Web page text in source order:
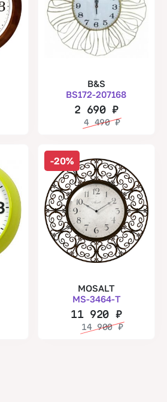
B&S
BS172-207168
2 690₽
4 490₽
-20%
MOSALT
MS-3464-T
11 920 ₽
14 900₽